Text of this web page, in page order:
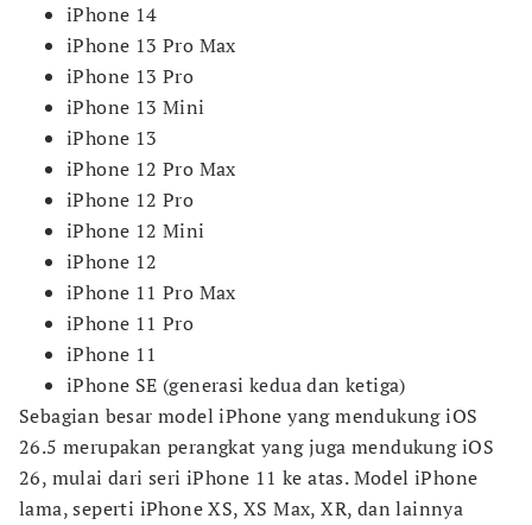
iPhone 14
iPhone 13 Pro Max
iPhone 13 Pro
iPhone 13 Mini
iPhone 13
iPhone 12 Pro Max
iPhone 12 Pro
iPhone 12 Mini
iPhone 12
iPhone 11 Pro Max
iPhone 11 Pro
iPhone 11
iPhone SE (generasi kedua dan ketiga)
Sebagian besar model iPhone yang mendukung iOS
26.5 merupakan perangkat yang juga mendukung iOS
26, mulai dari seri iPhone 11 ke atas. Model iPhone
lama, seperti iPhone XS, XS Max, XR, dan lainnya